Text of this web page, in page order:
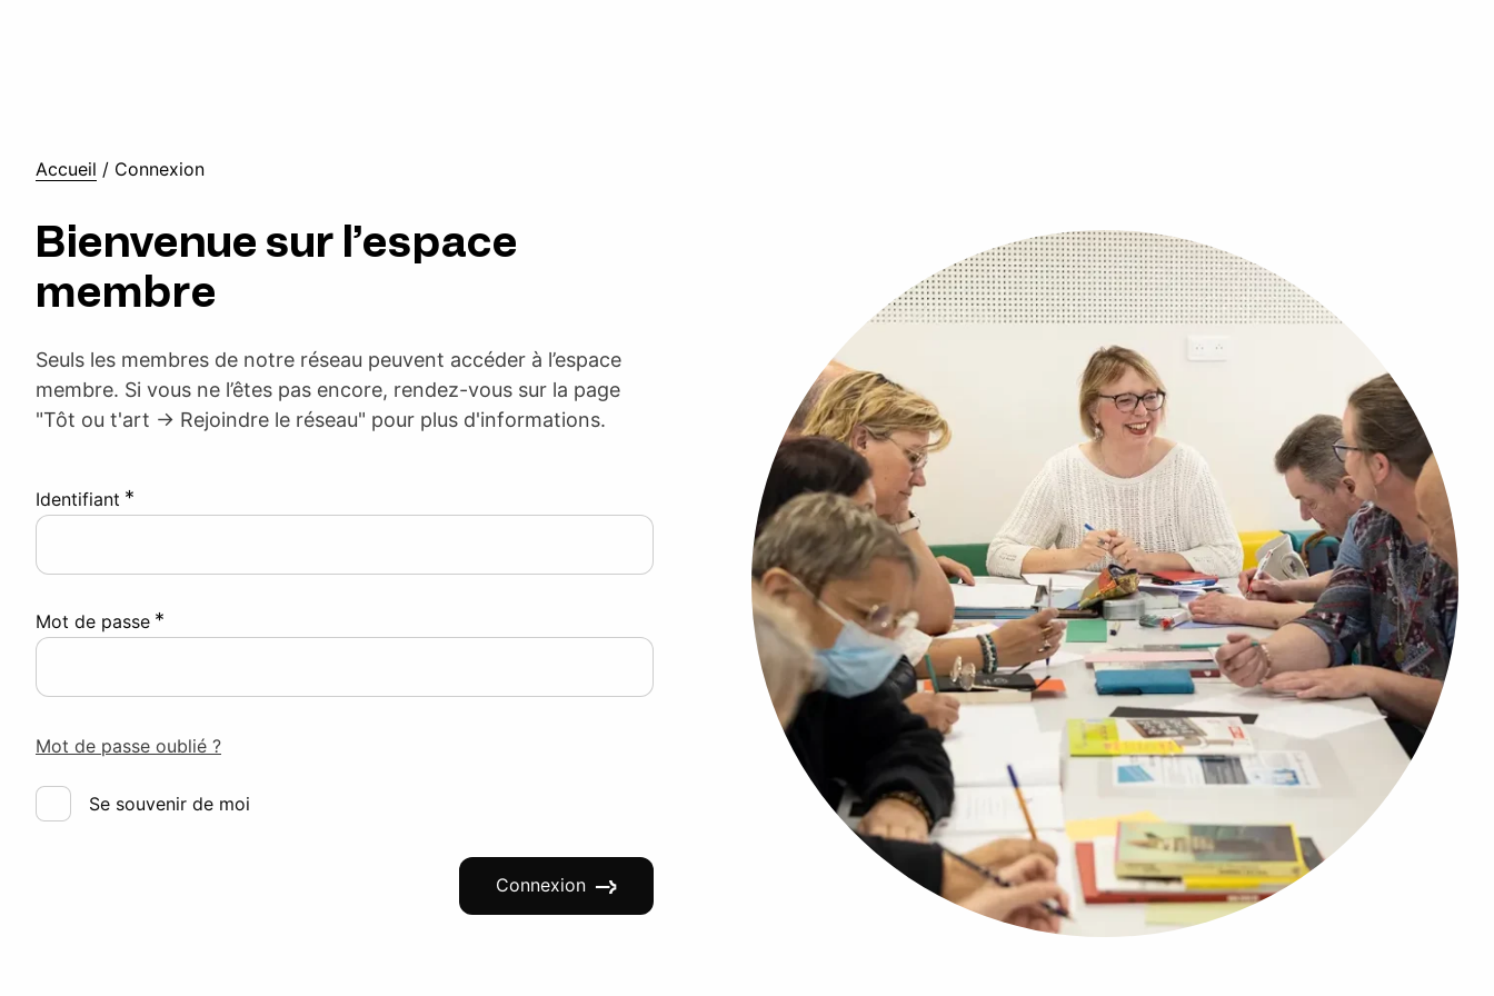
Accueil / Connexion
Bienvenue sur l’espace
membre
Seuls les membres de notre réseau peuvent accéder à l’espace
membre. Si vous ne l’êtes pas encore, rendez-vous sur la page
"Tôt ou t'art -> Rejoindre le réseau" pour plus d'informations.
Identifiant *
Mot de passe *
Mot de passe oublié ?
Se souvenir de moi
Connexion